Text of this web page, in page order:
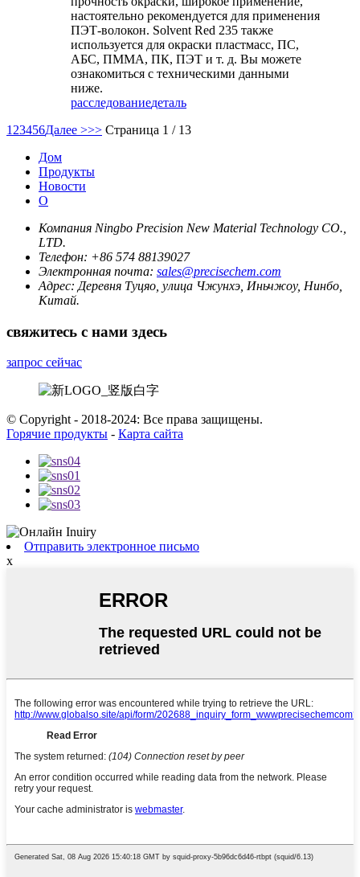
настоятельно рекомендуется для применения
ПЭТ-волокон. Solvent Red 235 также
используется для окраски пластмасс, ПС,
АБС, ПММА, ПК, ПЭТ и т. д. Вы можете
ознакомиться с техническими данными
ниже.
расследованиедеталь
1 23456Далее >>> Страница 1 / 13
Дом
Продукты
Новости
О
Компания Ningbo Precision New Material Technology CO.,
LTD.
Телефон: +86 574 88139027
Электронная почта: sales@precisechem.com
Адрес: Деревня Туцяо, улица Чжунхэ, Иньчжоу, Нинбо,
Китай.
свяжитесь с нами здесь
запрос сейчас
© Copyright - 2018-2024: Все права защищены.
Горячие продукты - Карта сайта
Отправить электронное письмо
x